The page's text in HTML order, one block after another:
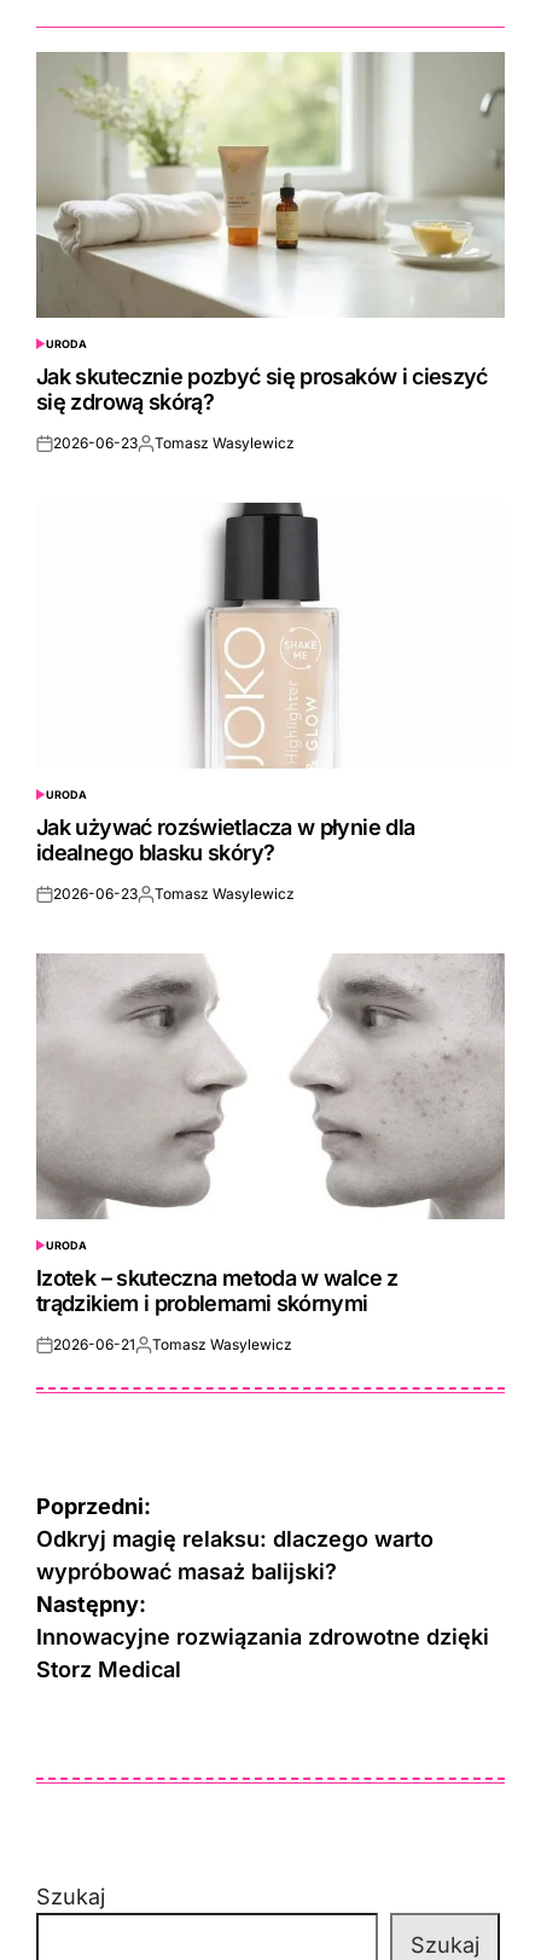
POSTED
IN
URODA
Jak skutecznie pozbyć się prosaków i cieszyć
się zdrową skórą?
Posted
2026-06-23Posted
Tomasz Wasylewicz
POSTED
IN
URODA
Jak używać rozświetlacza w płynie dla
idealnego blasku skóry?
Posted
2026-06-23Posted
Tomasz Wasylewicz
POSTED
IN
URODA
Izotek – skuteczna metoda w walce z
trądzikiem i problemami skórnymi
Posted
2026-06-21Posted
Tomasz Wasylewicz
Nawigacja
wpisu
Poprzedni:
Odkryj magię relaksu: dlaczego warto
wypróbować masaż balijski?
Następny:
Innowacyjne rozwiązania zdrowotne dzięki
Storz Medical
Szukaj
Szukaj